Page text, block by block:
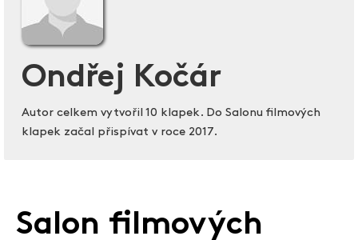
Ondřej Kočár
Autor celkem vytvořil 10 klapek. Do Salonu filmových
klapek začal přispívat v roce 2017.
Salon filmových